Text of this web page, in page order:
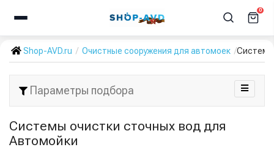
0
Shop-AVD.ru Очистные сооружения для автомоек Системы
Параметры подбора
Системы очистки сточных вод для
Автомойки